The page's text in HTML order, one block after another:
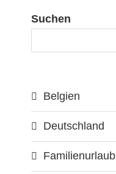
Suchen
Belgien
Deutschland
Familienurlaub